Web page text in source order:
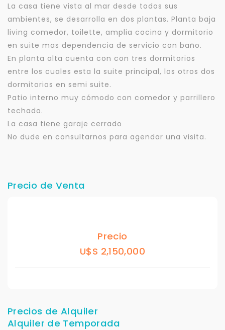
La casa tiene vista al mar desde todos sus
ambientes, se desarrolla en dos plantas. Planta baja
living comedor, toilette, amplia cocina y dormitorio
en suite mas dependencia de servicio con baño.
En planta alta cuenta con con tres dormitorios
entre los cuales esta la suite principal, los otros dos
dormitorios en semi suite.
Patio interno muy cómodo con comedor y parrillero
techado.
La casa tiene garaje cerrado
No dude en consultarnos para agendar una visita.
Precio de Venta
Precio
U$S 2,150,000
Precios de Alquiler
Alquiler de Temporada